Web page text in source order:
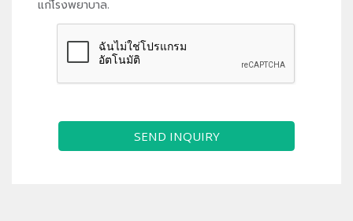
แก่โรงพยาบาล.
SEND INQUIRY